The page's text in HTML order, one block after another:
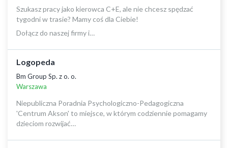
Szukasz pracy jako kierowca C+E, ale nie chcesz spędzać
tygodni w trasie? Mamy coś dla Ciebie!
Dołącz do naszej firmy i…
Logopeda
Bm Group Sp. z o. o.
Warszawa
Niepubliczna Poradnia Psychologiczno-Pedagogiczna
'Centrum Akson' to miejsce, w którym codziennie pomagamy
dzieciom rozwijać…